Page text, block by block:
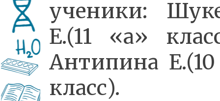
ученики:
Е.(11 «а»
Антипина
класс).